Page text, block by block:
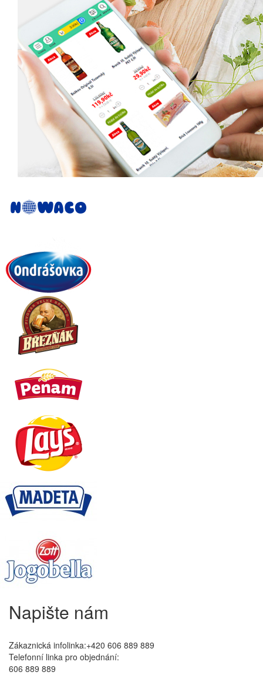
Napište nám
Zákaznická infolinka:+420 606 889 889
Telefonní linka pro objednání:
606 889 889